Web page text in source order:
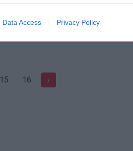
Data Access Privacy Policy
prezidento rinkimai baigėsi
muštynėmis
15 16 ›